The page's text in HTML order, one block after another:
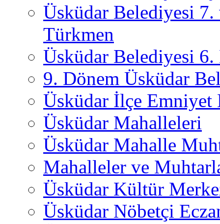
Üsküdar Belediyesi
Türkmen
Üsküdar Belediyesi 6.
9. Dönem Üsküdar
Üsküdar İlçe
Üsküdar Mahalleleri
Üsküdar Mahalle
Mahalleler ve
Üsküdar Kültür
Üsküdar Nöbetçi